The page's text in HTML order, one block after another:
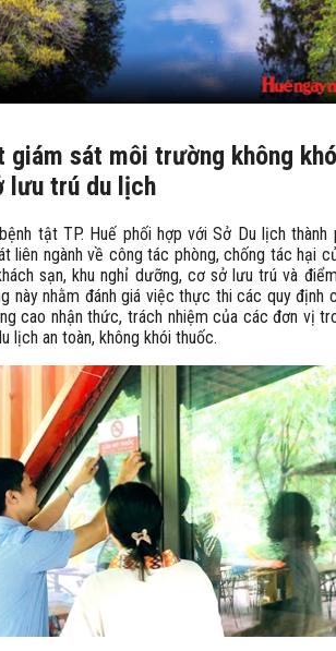
giám sát môi trường không
lưu trú du lịch
tật TP. Huế phối hợp với Sở Du lịch thành
liên ngành về công tác phòng, chống tác hại
sạn, khu nghỉ dưỡng, cơ sở lưu trú và
này nhằm đánh giá việc thực thi các quy định
cao nhận thức, trách nhiệm của các đơn vị
lịch an toàn, không khói thuốc.